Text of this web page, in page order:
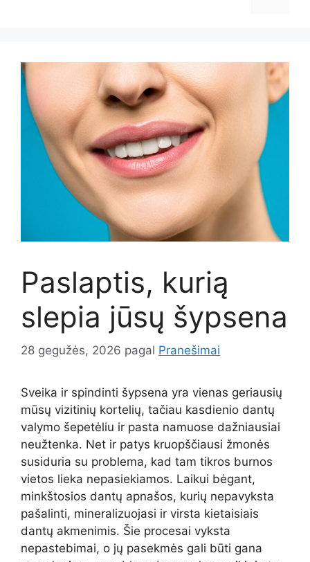
Paslaptis, kurią
slepia jūsų šypsena
28 gegužės, 2026 pagal Pranešimai
Sveika ir spindinti šypsena yra vienas geriausių
mūsų vizitinių kortelių, tačiau kasdienio dantų
valymo šepetėliu ir pasta namuose dažniausiai
neužtenka. Net ir patys kruopščiausi žmonės
susiduria su problema, kad tam tikros burnos
vietos lieka nepasiekiamos. Laikui bėgant,
minkštosios dantų apnašos, kurių nepavyksta
pašalinti, mineralizuojasi ir virsta kietaisiais
dantų akmenimis. Šie procesai vyksta
nepastebimai, o jų pasekmės gali būti gana